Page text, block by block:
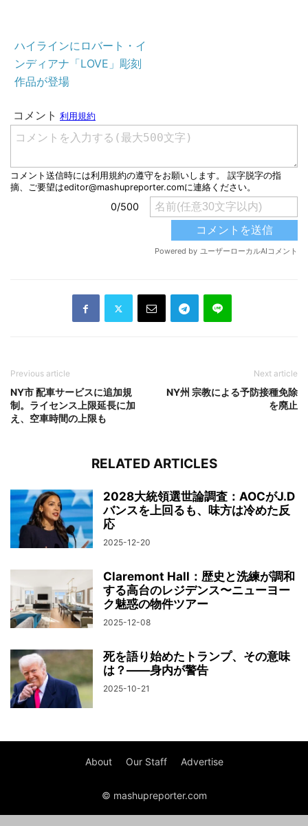
ハイラインにロバート・イ
ンディアナ「LOVE」彫刻
作品が登場
Previous article
NY市 配車サービスに追加規
制。ライセンス上限延長に加
え、空車時間の上限も
Next article
NY州 宗教による予防接種免除
を廃止
RELATED ARTICLES
2028大統領選世論調査：AOCがJ.D
バンスを上回るも、味方は冷めた反
応
2025-12-20
Claremont Hall：歴史と洗練が調和
する高台のレジデンス〜ニューヨー
ク魅惑の物件ツアー
2025-12-08
死を語り始めたトランプ、その意味
は？――身内が警告
2025-10-21
About Our Staff Advertise
© mashupreporter.com